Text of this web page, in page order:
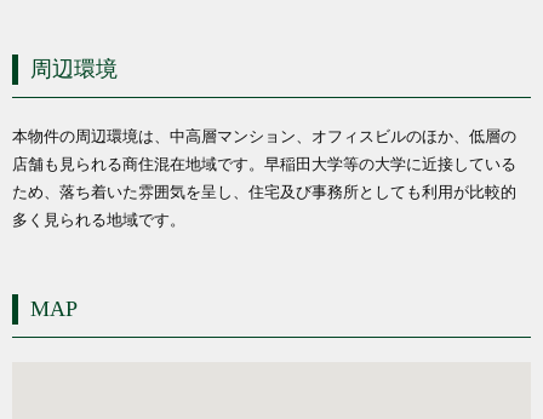
周辺環境
本物件の周辺環境は、中高層マンション、オフィスビルのほか、低層の
店舗も見られる商住混在地域です。早稲田大学等の大学に近接している
ため、落ち着いた雰囲気を呈し、住宅及び事務所としても利用が比較的
多く見られる地域です。
MAP